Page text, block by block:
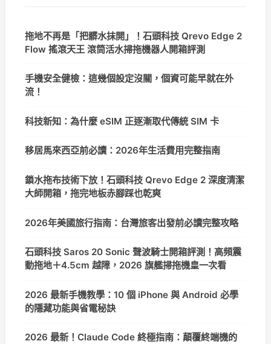
拖地不再是「把髒水抹開」！石頭科技 Qrevo Edge 2
Flow 搖滾天王 滾筒活水掃拖機器人開箱評測
手機安全健檢：這幾個設定沒關，個資可能早就在外
流！
科技新知：為什麼 eSIM 正逐漸取代傳統 SIM 卡
移居馬來西亞前必讀：2026年生活費用完整指南
鎖水拖布技術下放！石頭科技 Qrevo Edge 2 深度清潔
大師開箱，拖完地板赤腳踩也乾爽
2026年美國旅行指南：台灣旅客出發前必讀完整攻略
石頭科技 Saros 20 Sonic 聲波騎士開箱評測！高頻震
動拖地＋4.5cm 越障，2026 旗艦掃拖機皇一次看
2026 最新手機教學：10 個 iPhone 與 Android 必學
的隱藏功能與省電秘訣
2026 最新！Claude Code 終極指南：顛覆終端機的